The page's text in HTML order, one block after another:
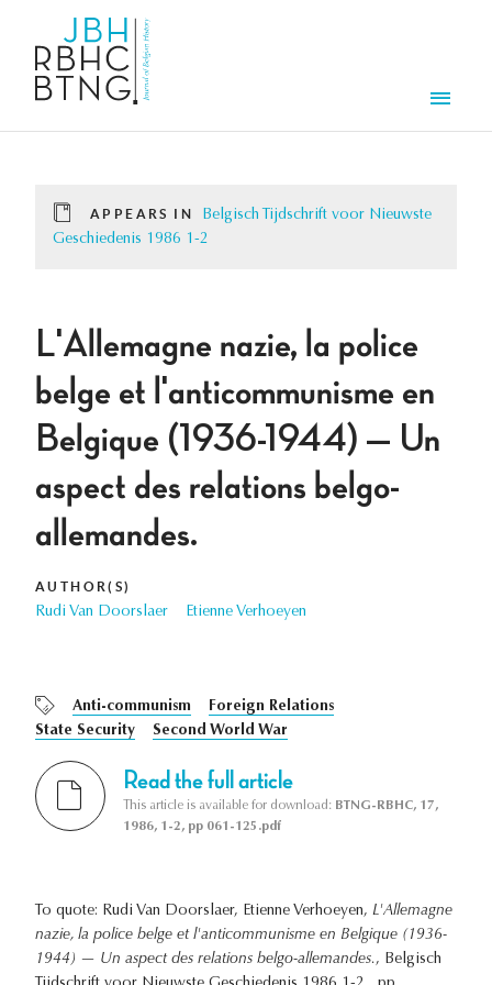
APPEARS IN
Belgisch Tijdschrift voor Nieuwste
Geschiedenis 1986 1-2
L'Allemagne nazie, la police
belge et l'anticommunisme en
Belgique (1936-1944) — Un
aspect des relations belgo-
allemandes.
AUTHOR(S)
Rudi Van Doorslaer Etienne Verhoeyen
Anti-communism
Foreign Relations
State Security
Second World War
Read the full article
This article is available for download: BTNG-RBHC, 17,
1986, 1-2, pp 061-125.pdf
To quote: Rudi Van Doorslaer, Etienne Verhoeyen, L'Allemagne
nazie, la police belge et l'anticommunisme en Belgique (1936-
1944) — Un aspect des relations belgo-allemandes., Belgisch